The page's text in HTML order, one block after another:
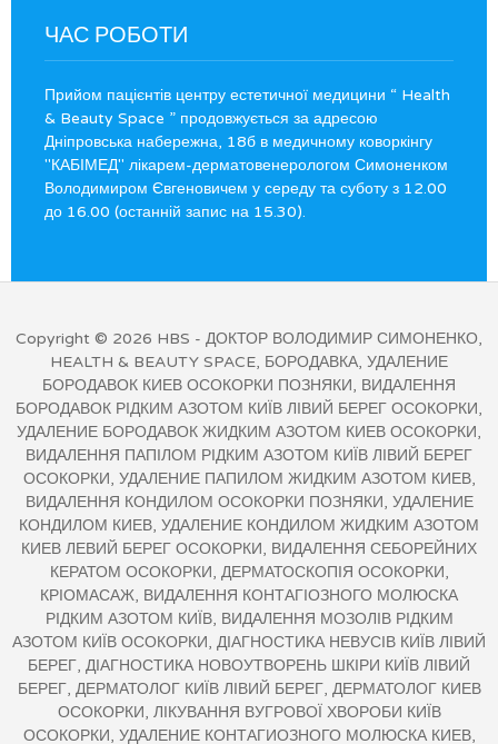
ЧАС РОБОТИ
Прийом пацієнтів центру естетичної медицини “ Health
& Beauty Space ” продовжується за адресою
Дніпровська набережна, 18б в медичному коворкінгу
"КАБІМЕД" лікарем-дерматовенерологом Симоненком
Володимиром Євгеновичем у середу та суботу з 12.00
до 16.00 (останній запис на 15.30).
Copyright © 2026 HBS - ДОКТОР ВОЛОДИМИР СИМОНЕНКО,
HEALTH & BEAUTY SPACE, БОРОДАВКА, УДАЛЕНИЕ
БОРОДАВОК КИЕВ ОСОКОРКИ ПОЗНЯКИ, ВИДАЛЕННЯ
БОРОДАВОК РІДКИМ АЗОТОМ КИЇВ ЛІВИЙ БЕРЕГ ОСОКОРКИ,
УДАЛЕНИЕ БОРОДАВОК ЖИДКИМ АЗОТОМ КИЕВ ОСОКОРКИ,
ВИДАЛЕННЯ ПАПІЛОМ РІДКИМ АЗОТОМ КИЇВ ЛІВИЙ БЕРЕГ
ОСОКОРКИ, УДАЛЕНИЕ ПАПИЛОМ ЖИДКИМ АЗОТОМ КИЕВ,
ВИДАЛЕННЯ КОНДИЛОМ ОСОКОРКИ ПОЗНЯКИ, УДАЛЕНИЕ
КОНДИЛОМ КИЕВ, УДАЛЕНИЕ КОНДИЛОМ ЖИДКИМ АЗОТОМ
КИЕВ ЛЕВИЙ БЕРЕГ ОСОКОРКИ, ВИДАЛЕННЯ СЕБОРЕЙНИХ
КЕРАТОМ ОСОКОРКИ, ДЕРМАТОСКОПІЯ ОСОКОРКИ,
КРІОМАСАЖ, ВИДАЛЕННЯ КОНТАГІОЗНОГО МОЛЮСКА
РІДКИМ АЗОТОМ КИЇВ, ВИДАЛЕННЯ МОЗОЛІВ РІДКИМ
АЗОТОМ КИЇВ ОСОКОРКИ, ДІАГНОСТИКА НЕВУСІВ КИЇВ ЛІВИЙ
БЕРЕГ, ДІАГНОСТИКА НОВОУТВОРЕНЬ ШКІРИ КИЇВ ЛІВИЙ
БЕРЕГ, ДЕРМАТОЛОГ КИЇВ ЛІВИЙ БЕРЕГ, ДЕРМАТОЛОГ КИЕВ
ОСОКОРКИ, ЛІКУВАННЯ ВУГРОВОЇ ХВОРОБИ КИЇВ
ОСОКОРКИ, УДАЛЕНИЕ КОНТАГИОЗНОГО МОЛЮСКА КИЕВ,